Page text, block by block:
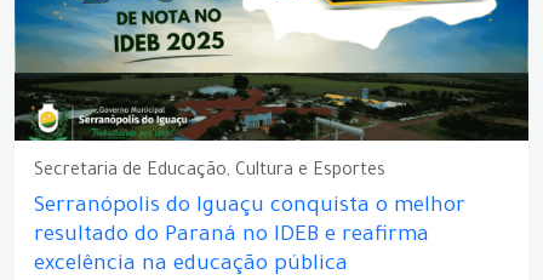
Secretaria de Educação, Cultura e Esportes
Serranópolis do Iguaçu conquista o melhor
resultado do Paraná no IDEB e reafirma
excelência na educação pública